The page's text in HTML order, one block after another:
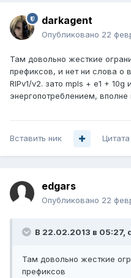
darkagent
Опубликовано 22
Там довольно жесткие
префиксов, и нет ни слова о
RIPv1/v2. зато mpls + e1 + 10g
энергопотреблением, вполне
Вставить ник Цитата
edgars
Опубликовано 22
В 22.02.2013 в 05:27,
Там довольно жесткие
префиксов